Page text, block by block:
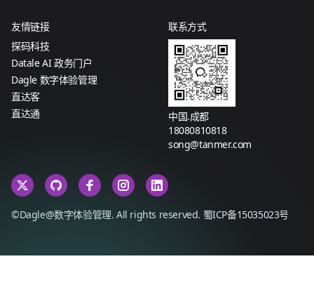
友情链接
探码科技
Datale AI 政务门户
Dagle 数字体验管理
直达客
直达通
联系方式
中国.成都
18080810818
song@tanmer.com
©Dagle@数字体验管理. All rights reserved. 蜀ICP备15035023号